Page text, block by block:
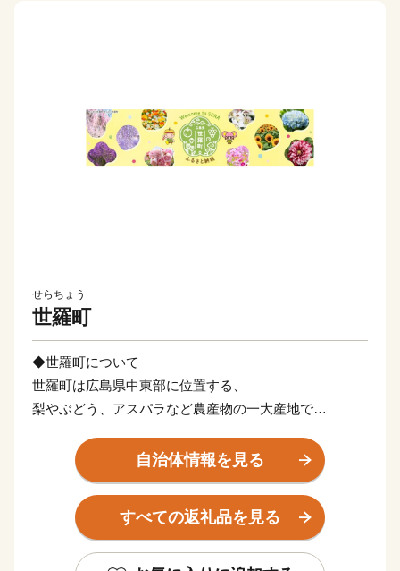
せらちょう
世羅町
◆世羅町について
世羅町は広島県中東部に位置する、
梨やぶどう、アスパラなど農産物の一大産地で
また四季折々の花が見られる花農園や
甘い甘い果物の収穫体験ができる果樹農園などもあり、
食や体験の魅力満載の街です。
自治体情報を見る
すべての返礼品を見る